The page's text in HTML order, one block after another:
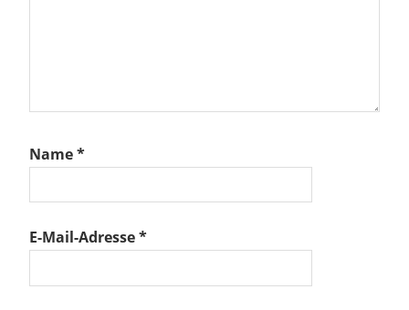
Name*
E-Mail-Adresse*